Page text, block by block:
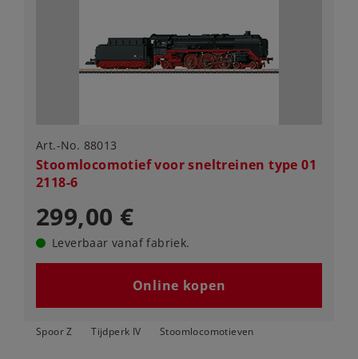
Art.-No. 88013
Stoomlocomotief voor sneltreinen type 01
2118-6
299,00 €
Leverbaar vanaf fabriek.
Online kopen
Spoor Z Tijdperk IV Stoomlocomotieven